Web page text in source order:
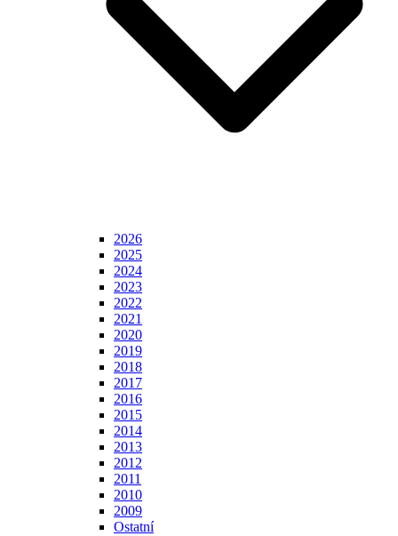
2026
2025
2024
2023
2022
2021
2020
2019
2018
2017
2016
2015
2014
2013
2012
2011
2010
2009
Ostatní